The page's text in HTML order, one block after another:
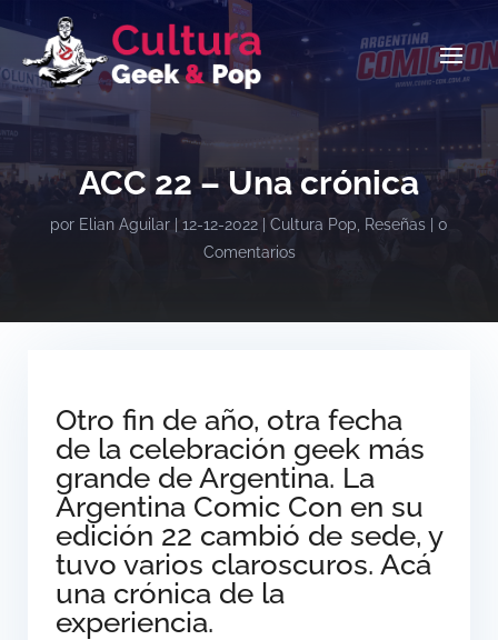
ACC 22 – Una crónica
por Elian Aguilar 12-12-2022 Cultura Pop Reseñas
0
Comentarios
Otro fin de año, otra fecha
de la celebración geek más
grande de Argentina. La
Argentina Comic Con en su
edición 22 cambió de sede, y
tuvo varios claroscuros. Acá
una crónica de la
experiencia.